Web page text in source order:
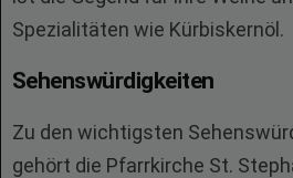
Spezialitäten wie Kürbiskernöl.
Sehenswürdigkeiten
Zu den wichtigsten
gehört die Pfarrkirche St.